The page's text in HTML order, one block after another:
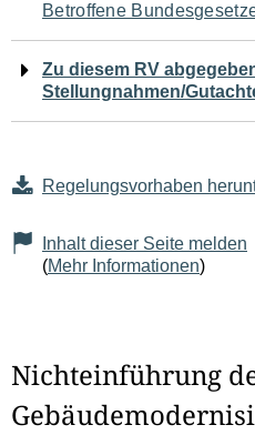
Betroffene
Zu diesem RV
Stellungnahmen/
Regelungsvorhaben
Inhalt dieser Seite melden
(Mehr Informationen)
Nichteinführung